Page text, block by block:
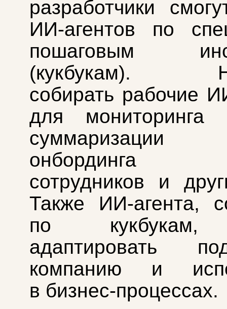
разработчики
ИИ‑агентов по
пошаговым
(кукбукам).
собирать рабочие
для мониторинга
суммаризации
онбординга
сотрудников и
Также ИИ-агента,
по
адаптировать
компанию и
в бизнес‑процессах.